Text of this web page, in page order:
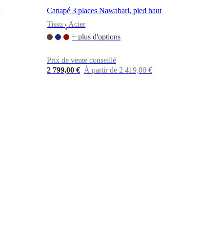
Canapé 3 places Nawabari, pied haut
Tissu
•
Acier
+ plus d'options
Prix de vente conseillé
2 799,00 € À partir de 2 419,00 €